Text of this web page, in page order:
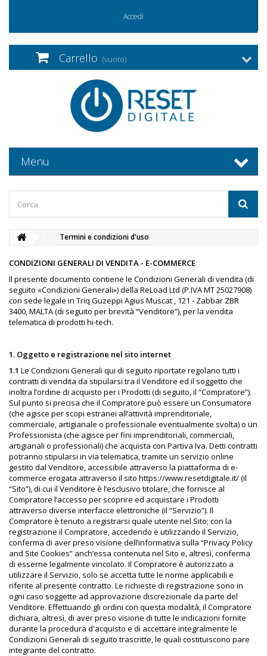
Accedi
Carrello (vuoto)
Menu
Termini e condizioni d'uso
CONDIZIONI GENERALI DI VENDITA - E-COMMERCE
Il presente documento contiene le Condizioni Generali di vendita (di
seguito «Condizioni Generali») della ReLoad Ltd (P.IVA MT 25027908)
con sede legale in Triq Guzeppi Agius Muscat , 121 - Zabbar ZBR
3400, MALTA (di seguito per brevità “Venditore”), per la vendita
telematica di prodotti hi-tech.
1. Oggetto e registrazione nel sito internet
1.1 Le Condizioni Generali qui di seguito riportate regolano tutti i
contratti di vendita da stipularsi tra il Venditore ed il soggetto che
inoltra l’ordine di acquisto per i Prodotti (di seguito, il “Compratore”).
Sul punto si precisa che il Compratore può essere un Consumatore
(che agisce per scopi estranei all’attività imprenditoriale,
commerciale, artigianale o professionale eventualmente svolta) o un
Professionista (che agisce per fini imprenditoriali, commerciali,
artigianali o professionali) che acquista con Partiva Iva. Detti contratti
potranno stipularsi in via telematica, tramite un servizio online
gestito dal Venditore, accessibile attraverso la piattaforma di e-
commerce erogata attraverso il sito https://www.resetdigitale.it/ (il
“Sito”), di cui il Venditore è l’esclusivo titolare, che fornisce al
Compratore l’accesso per scoprire ed acquistare i Prodotti
attraverso diverse interfacce elettroniche (il “Servizio”). Il
Compratore è tenuto a registrarsi quale utente nel Sito; con la
registrazione il Compratore, accedendo e utilizzando il Servizio,
conferma di aver preso visione dell’informativa sulla “Privacy Policy
and Site Cookies” anch’essa contenuta nel Sito e, altresì, conferma
di esserne legalmente vincolato. Il Compratore è autorizzato a
utilizzare il Servizio, solo se accetta tutte le norme applicabili e
riferite al presente contratto. Le richieste di registrazione sono in
ogni caso soggette ad approvazione discrezionale da parte del
Venditore. Effettuando gli ordini con questa modalità, il Compratore
dichiara, altresì, di aver preso visione di tutte le indicazioni fornite
durante la procedura d'acquisto e di accettare integralmente le
Condizioni Generali di seguito trascritte, le quali costituiscono pare
integrante del contratto.